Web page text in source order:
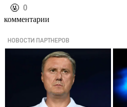
️🤬 0
комментарии